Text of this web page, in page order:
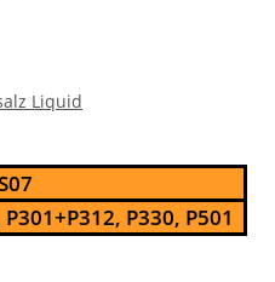
Liquid
P330, P501